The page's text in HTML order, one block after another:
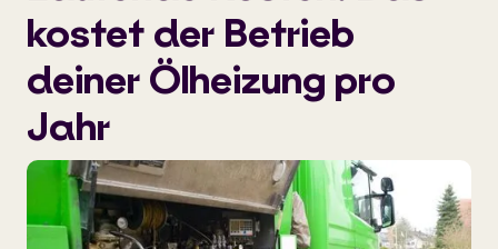
kostet der Betrieb
deiner Ölheizung pro
Jahr